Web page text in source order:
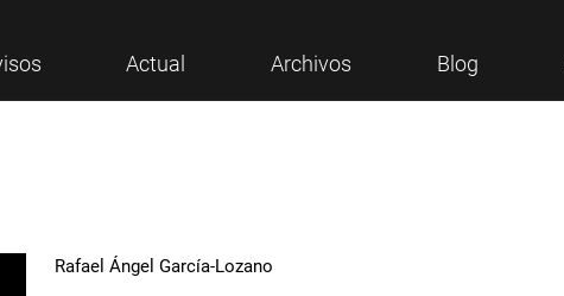
Actual Archivos Blog
Rafael Ángel García-Lozano